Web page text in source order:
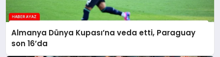
Almanya Dünya Kupası’na veda etti, Paraguay
son 16’da